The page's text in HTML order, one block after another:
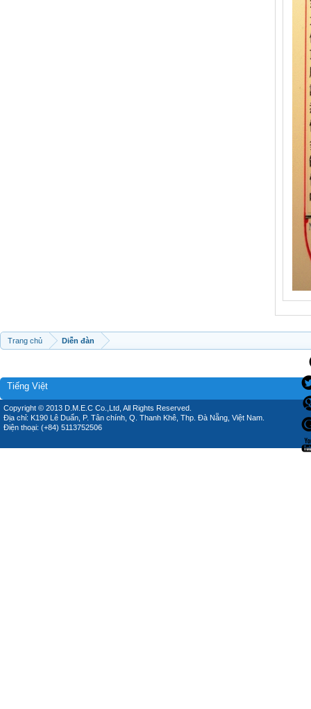
Trang chủ Diễn đàn
Tiếng Việt
Copyright © 2013 D.M.E.C Co.,Ltd, All Rights Reserved.
Địa chỉ: K190 Lê Duẩn, P. Tân chính, Q. Thanh Khê, Thp. Đà Nẵng, Việt Nam.
Điện thoại: (+84) 5113752506